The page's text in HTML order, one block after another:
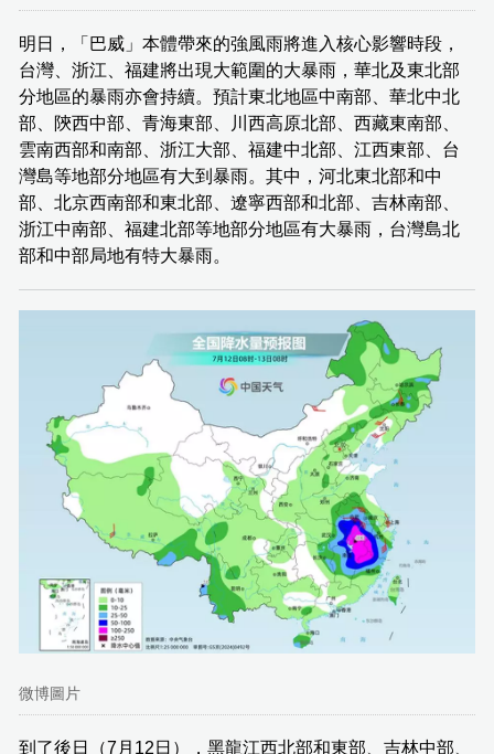
明日，「巴威」本體帶來的強風雨將進入核心影響時段，
台灣、浙江、福建將出現大範圍的大暴雨，華北及東北部
分地區的暴雨亦會持續。預計東北地區中南部、華北中北
部、陝西中部、青海東部、川西高原北部、西藏東南部、
雲南西部和南部、浙江大部、福建中北部、江西東部、台
灣島等地部分地區有大到暴雨。其中，河北東北部和中
部、北京西南部和東北部、遼寧西部和北部、吉林南部、
浙江中南部、福建北部等地部分地區有大暴雨，台灣島北
部和中部局地有特大暴雨。
微博圖片
到了後日（7月12日），黑龍江西北部和東部、吉林中部、